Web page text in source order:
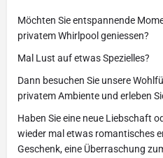
Möchten Sie entspannende
privatem Whirlpool geniessen?
Mal Lust auf etwas Spezielles?
Dann besuchen Sie unsere
privatem Ambiente und erleben
Haben Sie eine neue Liebschaft
wieder mal etwas romantisches
Geschenk, eine Überraschung